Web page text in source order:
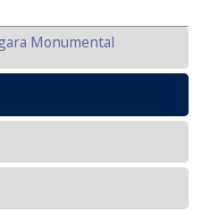
Monumental